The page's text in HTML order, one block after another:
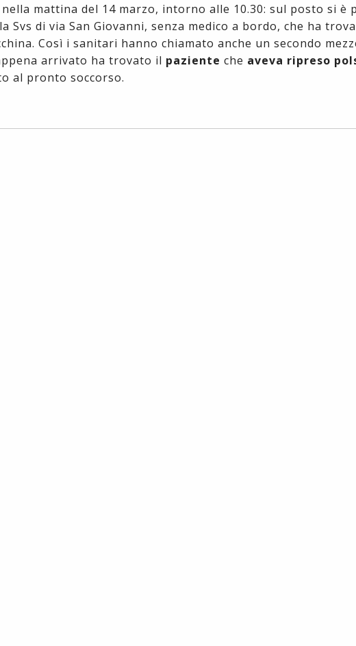
mattina del 14 marzo, intorno alle 10.30: sul posto si è
Svs di via San Giovanni, senza medico a bordo, che ha
Così i sanitari hanno chiamato anche un secondo
arrivato ha trovato il paziente che aveva ripreso
al pronto soccorso.